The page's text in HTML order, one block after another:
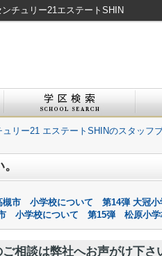
チュリー21エステートSHIN
ュリー21 エステートSHINのスタッフ
市 小学校について 第14弾 大冠小
小学校について 第15弾 松原小
相談は弊社へお声がけ下さ